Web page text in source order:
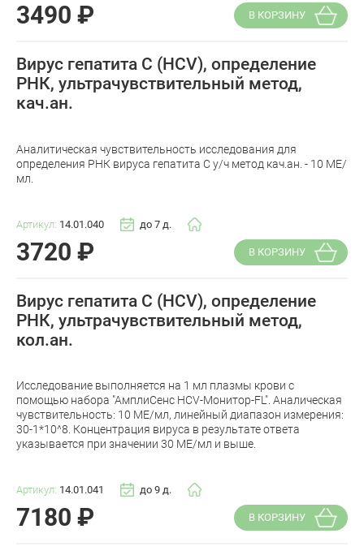
3490 ₽ В КОРЗИНУ
Вирус гепатита С (HCV), определение
РНК, ультрачувствительный метод,
кач.ан.
Аналитическая чувствительность исследования для
определения РНК вируса гепатита С у/ч метод кач.ан. - 10 МЕ/
мл.
Артикул: 14.01.040 до 7 д.
3720 ₽ В КОРЗИНУ
Вирус гепатита С (HCV), определение
РНК, ультрачувствительный метод,
кол.ан.
Исследование выполняется на 1 мл плазмы крови с
помощью набора "АмплиСенс HCV-Монитор-FL". Аналическая
чувствительность: 10 МЕ/мл, линейный диапазон измерения:
30-1*10^8. Концентрация вируса в результате ответа
указывается при значении 30 МЕ/мл и выше.
Артикул: 14.01.041 до 9 д.
7180 ₽ В КОРЗИНУ